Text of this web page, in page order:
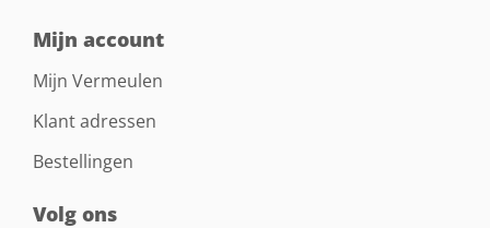
Mijn account
Mijn Vermeulen
Klant adressen
Bestellingen
Volg ons